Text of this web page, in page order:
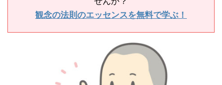
観念の法則のエッセンスを無料で学ぶ！